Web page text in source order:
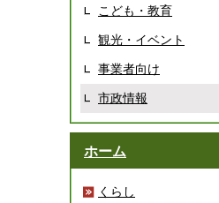
こども・教育
観光・イベント
事業者向け
市政情報
ホーム
くらし